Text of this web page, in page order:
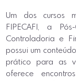
Um dos cursos
FIPECAFI, a
Controladoria e
possui um
prático para as
oferece